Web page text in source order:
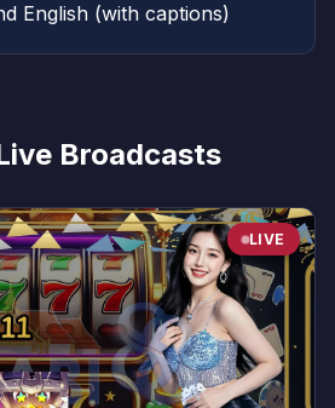
English (with captions)
Broadcasts
LIVE